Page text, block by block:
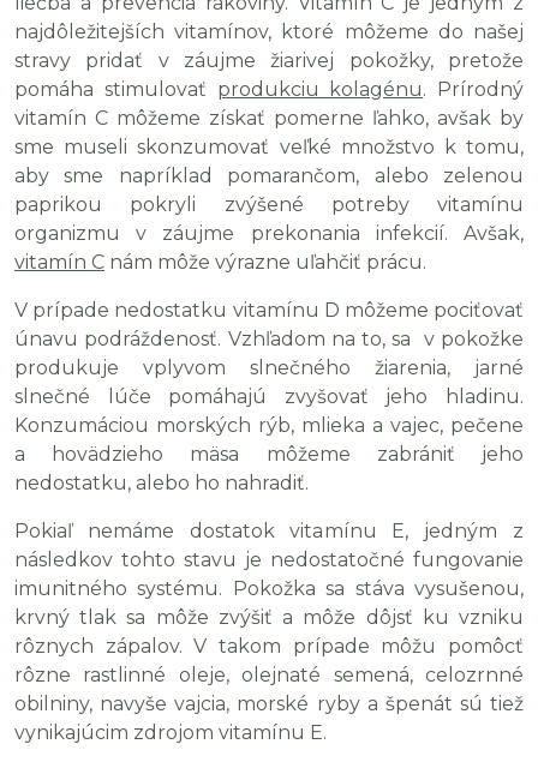
najdôležitejších vitamínov, ktoré môžeme do našej
stravy pridať v záujme žiarivej pokožky, pretože
pomáha stimulovať produkciu kolagénu. Prírodný
vitamín C môžeme získať pomerne ľahko, avšak by
sme museli skonzumovať veľké množstvo k tomu,
aby sme napríklad pomarančom, alebo zelenou
paprikou pokryli zvýšené potreby vitamínu
organizmu v záujme prekonania infekcií. Avšak,
vitamín C nám môže výrazne uľahčiť prácu.
V prípade nedostatku vitamínu D môžeme pociťovať
únavu podráždenosť. Vzhľadom na to, sa v pokožke
produkuje vplyvom slnečného žiarenia, jarné
slnečné lúče pomáhajú zvyšovať jeho hladinu.
Konzumáciou morských rýb, mlieka a vajec, pečene
a hovädzieho mäsa môžeme zabrániť jeho
nedostatku, alebo ho nahradiť.
Pokiaľ nemáme dostatok vitamínu E, jedným z
následkov tohto stavu je nedostatočné fungovanie
imunitného systému. Pokožka sa stáva vysušenou,
krvný tlak sa môže zvýšiť a môže dôjsť ku vzniku
rôznych zápalov. V takom prípade môžu pomôcť
rôzne rastlinné oleje, olejnaté semená, celozrnné
obilniny, navyše vajcia, morské ryby a špenát sú tiež
vynikajúcim zdrojom vitamínu E.